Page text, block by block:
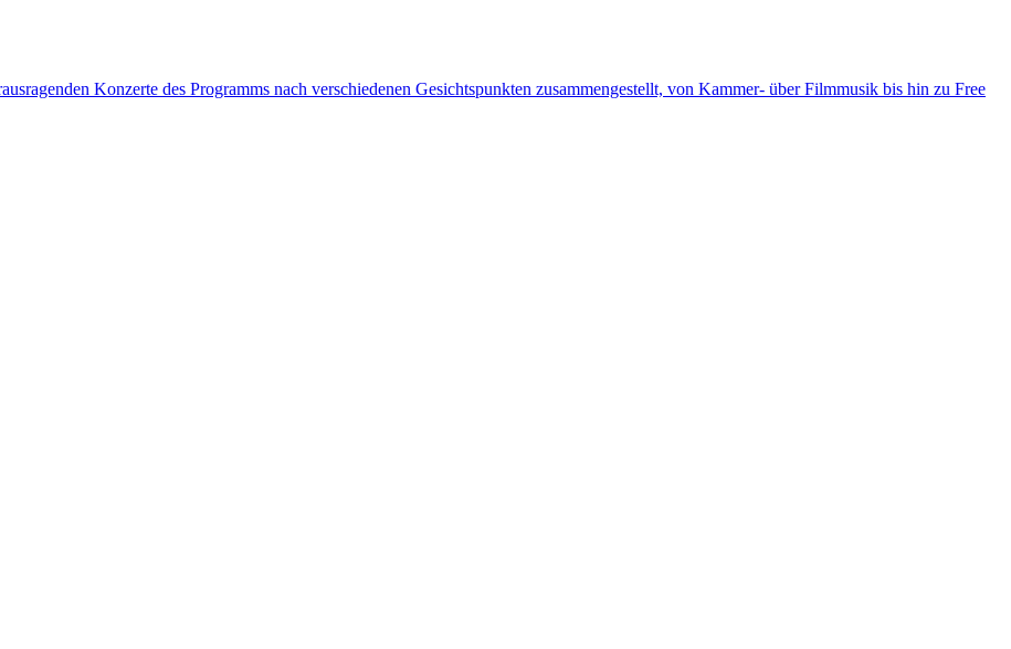
Konzerte des Programms nach verschiedenen Gesichtspunkten zusammengestellt, von Kammer- über Filmmusik bis hin zu Free